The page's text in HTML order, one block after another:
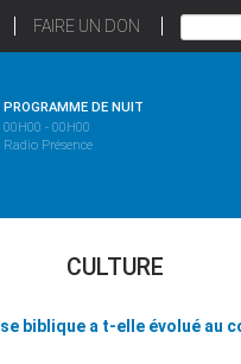
FAIRE UN DON
PROGRAMME DE NUIT
00H00 - 00H00
Radio Présence
CULTURE
biblique a t-elle évolué au